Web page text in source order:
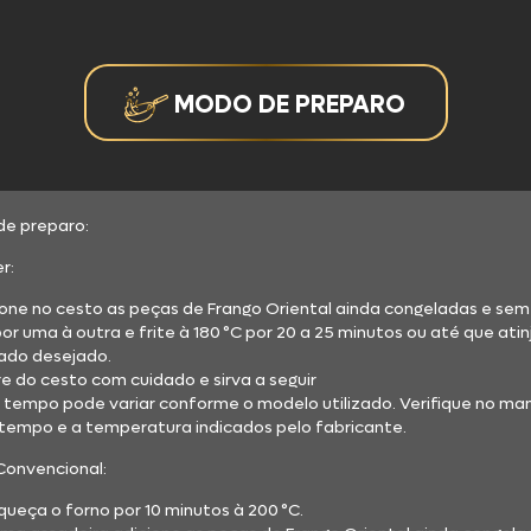
MODO DE PREPARO
preparo:
no cesto as peças de Frango Oriental ainda congeladas e sem
uma à outra e frite à 180 °C por 20 a 25 minutos ou até que
desejado.
do cesto com cuidado e sirva a seguir
tempo pode variar conforme o modelo utilizado. Verifique no
e a temperatura indicados pelo fabricante.
o forno por 10 minutos à 200 °C.